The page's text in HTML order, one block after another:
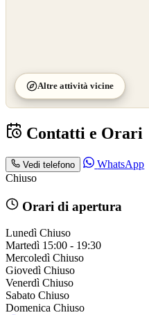
Altre attività vicine
Contatti e Orari
Vedi telefono
WhatsApp
Chiuso
Orari di apertura
Lunedì Chiuso
Martedì 15:00 - 19:30
Mercoledì Chiuso
Giovedì Chiuso
Venerdì Chiuso
Sabato Chiuso
Domenica Chiuso